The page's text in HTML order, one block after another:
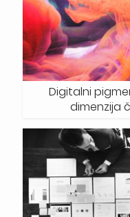
Digitalni
dimenzija